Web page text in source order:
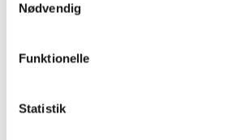
Nødvendig
Funktionelle
Statistik
Artikler